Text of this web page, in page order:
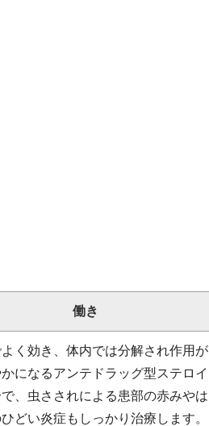
働き
く効き、体内では分解され作用が
になるアンテドラッグ型ステロイ
で、虫さされによる患部の赤みやは
どい炎症もしっかり治療します。